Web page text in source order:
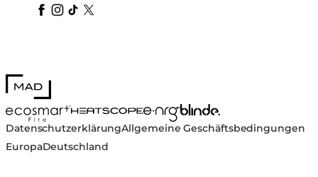
blindedesign
blindedesign
blindedesign
blinde-design
blindedesign
MAD Design
EcoSmart FireHEATSCOPE® Heaters
e-NRG Bioethanol
Blinde Design
DatenschutzerklärungAllgemeine Geschäftsbedingungen
EuropaDeutschland